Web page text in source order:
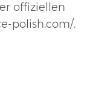
offiziellen
polish.com/.